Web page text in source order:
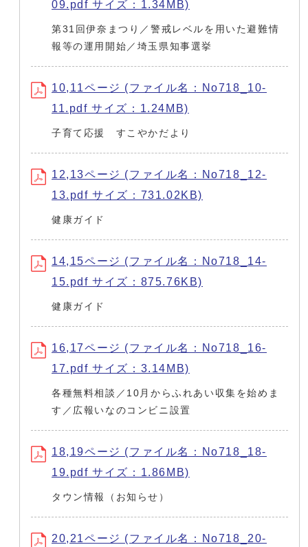
09.pdf サイズ：1.34MB)
第31回伊奈まつり／警戒レベルを用いた避難情
報等の運用開始／埼玉県知事選挙
10,11ページ (ファイル名：No718_10-
11.pdf サイズ：1.24MB)
子育て応援 すこやかだより
12,13ページ (ファイル名：No718_12-
13.pdf サイズ：731.02KB)
健康ガイド
14,15ページ (ファイル名：No718_14-
15.pdf サイズ：875.76KB)
健康ガイド
16,17ページ (ファイル名：No718_16-
17.pdf サイズ：3.14MB)
各種無料相談／10月からふれあい収集を始めま
す／広報いなのコンビニ設置
18,19ページ (ファイル名：No718_18-
19.pdf サイズ：1.86MB)
タウン情報（お知らせ）
20,21ページ (ファイル名：No718_20-